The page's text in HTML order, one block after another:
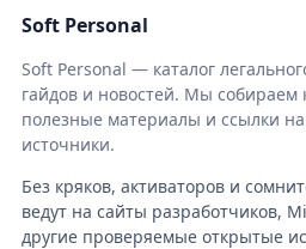
Soft Personal
Soft Personal — каталог
гайдов и новостей. Мы собираем
полезные материалы и ссылки
источники.
Без кряков, активаторов и
ведут на сайты разработчиков,
другие проверяемые открытые